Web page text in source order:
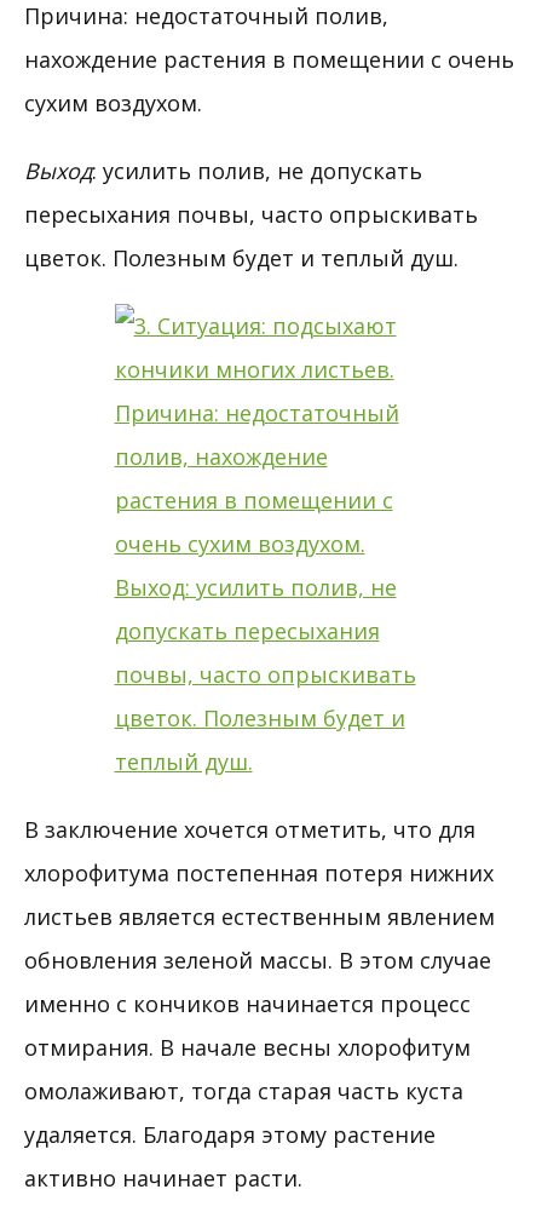
Причина: недостаточный полив,
нахождение растения в помещении с очень
сухим воздухом.
Выход: усилить полив, не допускать
пересыхания почвы, часто опрыскивать
цветок. Полезным будет и теплый душ.
В заключение хочется отметить, что для
хлорофитума постепенная потеря нижних
листьев является естественным явлением
обновления зеленой массы. В этом случае
именно с кончиков начинается процесс
отмирания. В начале весны хлорофитум
омолаживают, тогда старая часть куста
удаляется. Благодаря этому растение
активно начинает расти.